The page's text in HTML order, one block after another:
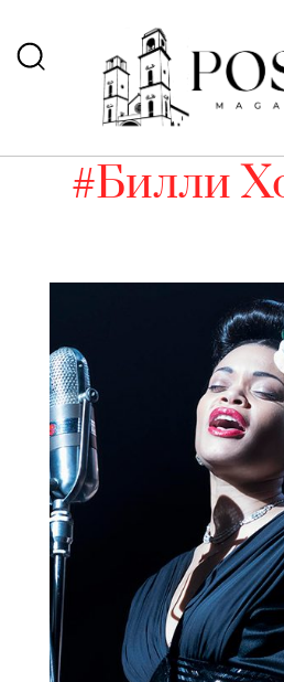
#Билли